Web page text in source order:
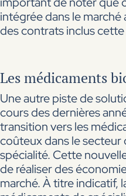
intégrée dans le
des contrats inclus cette
Les médicaments
Une autre piste de
cours des dernières
transition vers les
coûteux dans le
spécialité. Cette
de réaliser des
marché. À titre indicatif,